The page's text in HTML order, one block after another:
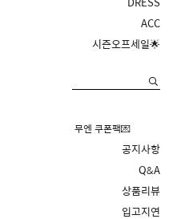
ACC
시즌오프세일🌟
무엔 쿠폰팩💌
공지사항
Q&A
상품리뷰
입고지연